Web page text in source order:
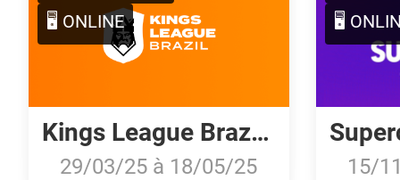
🖥️ ONLINE
Kings League Brazil 2025: Split 1
29/03/25 à 18/05/25
🖥️
15/